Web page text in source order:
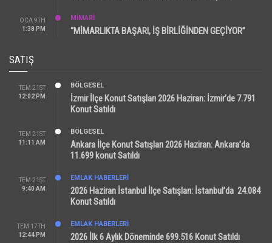
OCA 9TH
1:38 PM
MİMARİ
“MİMARLIKTA BAŞARI, İŞ BİRLİĞİNDEN GEÇİYOR”
SATIŞ
TEM 21ST
12:02 PM
BÖLGESEL
İzmir İlçe Konut Satışları 2026 Haziran: İzmir’de 7.791
Konut Satıldı
TEM 21ST
11:11 AM
BÖLGESEL
Ankara İlçe Konut Satışları 2026 Haziran: Ankara’da
11.699 konut Satıldı
TEM 21ST
9:40 AM
EMLAK HABERLERI
2026 Haziran İstanbul İlçe Satışları: İstanbul’da 24.084
Konut Satıldı
TEM 17TH
12:44 PM
EMLAK HABERLERI
2026 İlk 6 Aylık Döneminde 699.516 Konut Satıldı